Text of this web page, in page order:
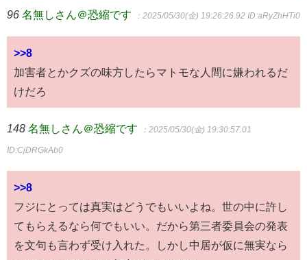
96 名無しさん＠恐縮です ：2025/05/30(金) 19:26:26.92 ID:aRyZhHTi0
>>8
加害者とかクズの味方したらマトモな人間に嫌われるだ
けだろ
148 名無しさん＠恐縮です ：2025/05/30(金) 19:30:57.01
ID:CjDRGkAb0
>>8
フジにとっては真実はどうでもいいよね。世の中に許し
てもらえるなら何でもいい。だから第三者委員会の発表
を文句も言わず受け入れた。しかし中居が仮に無実なら